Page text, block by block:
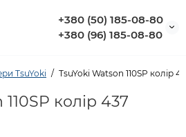
+380 (50) 185-08-80
+380 (96) 185-08-80
TsuYoki TsuYoki Watson 110SP колір
колір 437